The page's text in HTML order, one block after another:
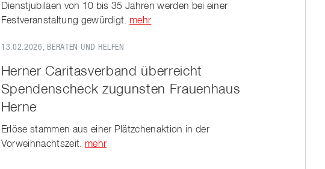
Dienstjubiläen von 10 bis 35 Jahren werden bei einer
Festveranstaltung gewürdigt. mehr
13.02.2026 , BERATEN UND HELFEN
Herner Caritasverband überreicht
Spendenscheck zugunsten Frauenhaus
Herne
Erlöse stammen aus einer Plätzchenaktion in der
Vorweihnachtszeit. mehr